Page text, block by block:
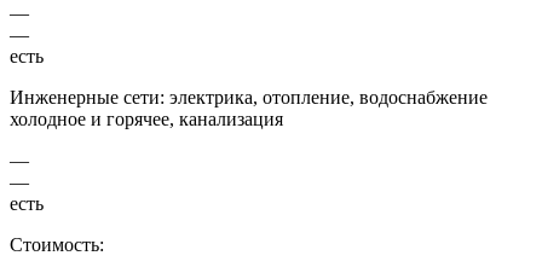
—
—
есть
Инженерные сети: электрика, отопление, водоснабжение
холодное и горячее, канализация
—
—
есть
Стоимость: